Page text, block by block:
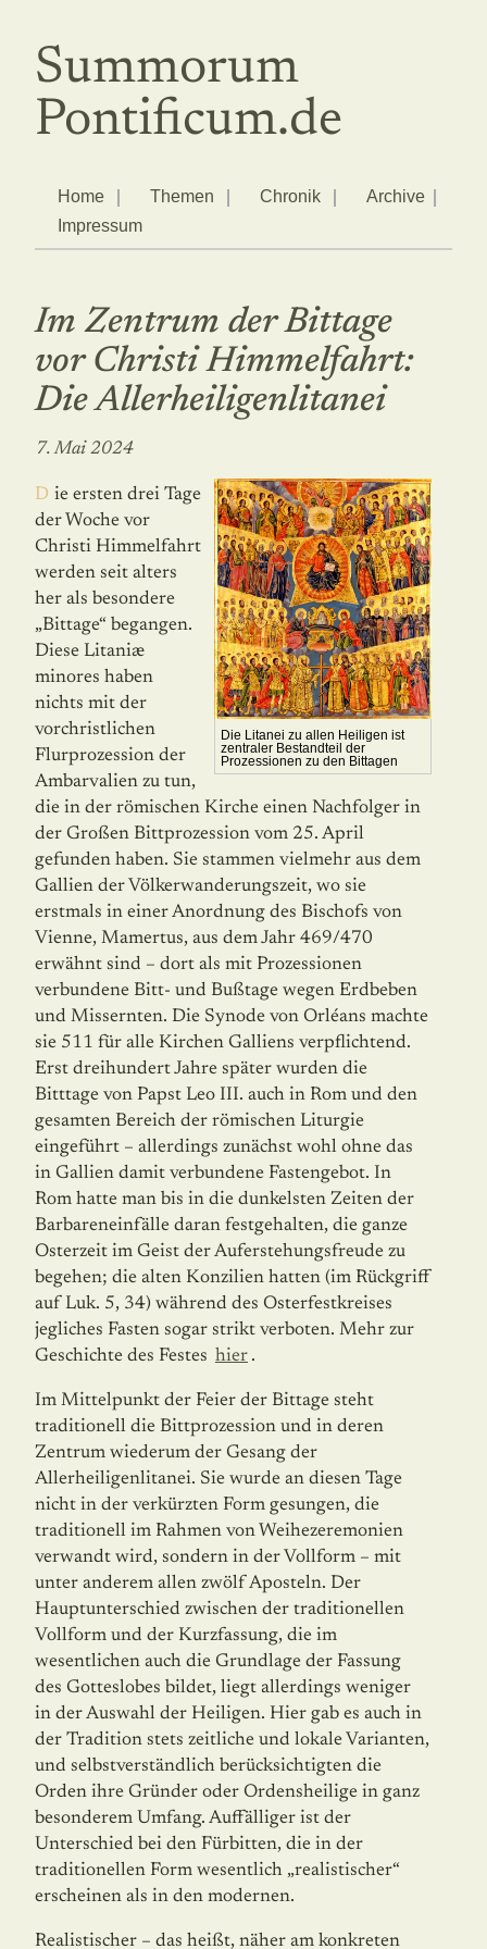
Summorum
Pontificum.de
Home Themen Chronik
Archive
Impressum
Im Zentrum der Bittage
vor Christi Himmelfahrt:
Die Allerheiligenlitanei
7. Mai 2024
Die Litanei zu allen Heiligen ist
zentraler Bestandteil der
Prozessionen zu den Bittagen
Die ersten drei Tage
der Woche vor
Christi Himmelfahrt
werden seit alters
her als besondere
„Bittage“ began­gen.
Diese Litaniæ
minores haben
nichts mit der
vorchrist­lichen
Flurprozession der
Ambarvalien zu tun,
die in der römischen Kirche einen Nachfolger in
der Großen Bitt­prozession vom 25. April
gefunden haben. Sie stammen vielmehr aus dem
Gallien der Völkerwanderungszeit, wo sie
erstmals in einer Anordnung des Bischofs von
Vienne, Mamertus, aus dem Jahr 469/470
erwähnt sind – dort als mit Prozessionen
verbundene Bitt- und Bußtage wegen Erdbeben
und Missernten. Die Synode von Orléans machte
sie 511 für alle Kirchen Galliens verpflichtend.
Erst dreihundert Jahre später wurden die
Bitttage von Papst Leo III. auch in Rom und den
gesamten Bereich der römischen Liturgie
eingeführt – allerdings zunächst wohl ohne das
in Gallien damit verbundene Fastengebot. In
Rom hatte man bis in die dunkelsten Zeiten der
Barbareneinfälle daran festgehalten, die ganze
Osterzeit im Geist der Auferstehungsfreude zu
begehen; die alten Konzilien hatten (im Rückgriff
auf Luk. 5, 34) während des Osterfestkreises
jegliches Fasten sogar strikt verboten. Mehr zur
Geschichte des Festes hier .
Im Mittelpunkt der Feier der Bittage steht
traditionell die Bittprozession und in deren
Zentrum wiederum der Gesang der
Allerheiligenlitanei. Sie wurde an diesen Tage
nicht in der verkürzten Form gesungen, die
traditionell im Rahmen von Weihezeremonien
verwandt wird, sondern in der Vollform – mit
unter anderem allen zwölf Aposteln. Der
Hauptunterschied zwischen der traditionellen
Vollform und der Kurzfassung, die im
wesentlichen auch die Grundlage der Fassung
des Gotteslobes bildet, liegt allerdings weniger
in der Auswahl der Heiligen. Hier gab es auch in
der Tradition stets zeitliche und lokale Varianten,
und selbstverständlich berücksichtigten die
Orden ihre Gründer oder Ordensheilige in ganz
besonderem Umfang. Auffälliger ist der
Unterschied bei den Fürbitten, die in der
traditionellen Form wesentlich „realistischer“
erscheinen als in den modernen.
Realistischer – das heißt, näher am konkreten